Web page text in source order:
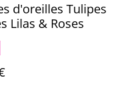
d'oreilles Tulipes
Lilas & Roses